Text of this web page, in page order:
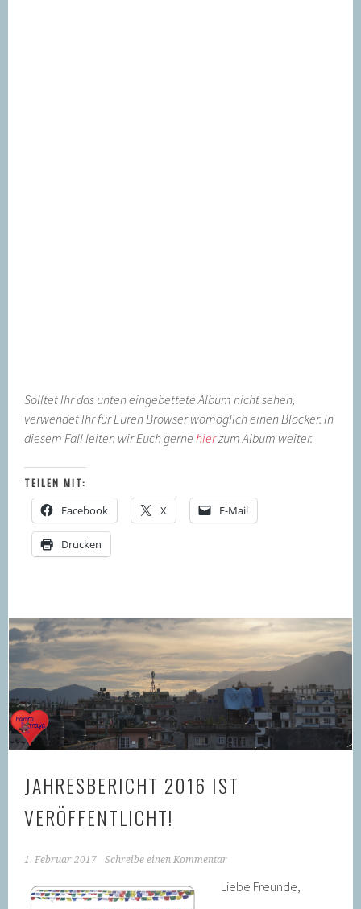
Solltet Ihr das unten eingebettete Album nicht sehen,
verwendet Ihr für Euren Browser womöglich einen Blocker. In
diesem Fall leiten wir Euch gernehierzum Album weiter.
TEILEN MIT:
Facebook X E-Mail
Drucken
JAHRESBERICHT 2016 IST
VERÖFFENTLICHT!
1. Februar 2017 Schreibe einen Kommentar
Liebe Freunde,